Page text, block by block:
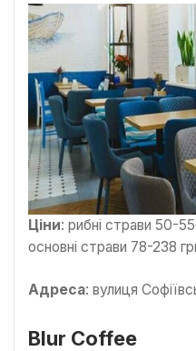
Ціни: рибні страви 50-
основні страви 78-238
Адреса: вулиця
Blur Coffee